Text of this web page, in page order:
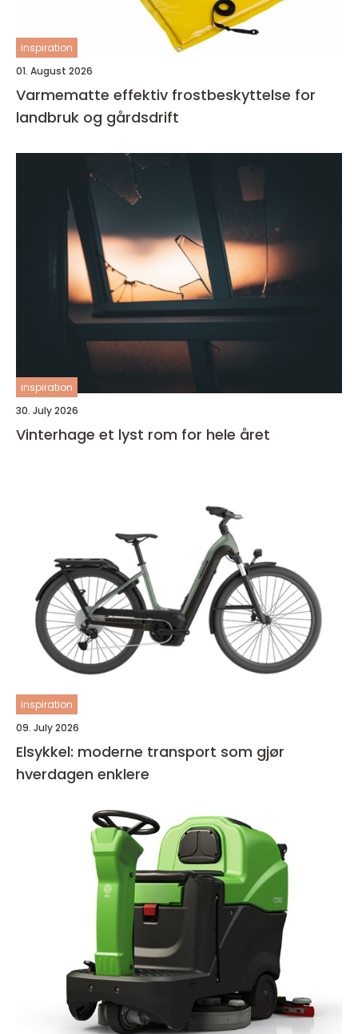
inspiration
01. August 2026
Varmematte effektiv frostbeskyttelse for
landbruk og gårdsdrift
inspiration
30. July 2026
Vinterhage et lyst rom for hele året
inspiration
09. July 2026
Elsykkel: moderne transport som gjør
hverdagen enklere